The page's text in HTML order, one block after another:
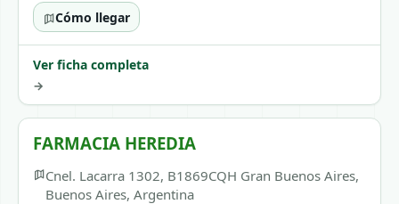
Cómo llegar
Ver ficha completa
→
FARMACIA HEREDIA
Cnel. Lacarra 1302, B1869CQH Gran Buenos Aires,
Buenos Aires, Argentina